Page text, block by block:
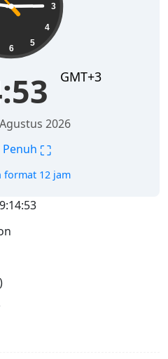
3
4
5
6
GMT+3
2026
Penuh ⛶
format 12 jam